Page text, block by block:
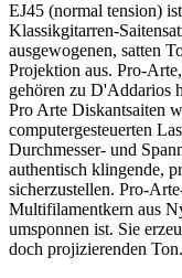
EJ45 (normal tension)
Klassikgitarren-
ausgewogenen, satten
Projektion aus. Pro-
gehören zu D'Addarios
Pro Arte Diskantsaiten
computergesteuerten
Durchmesser- und
authentisch klingende,
sicherzustellen. Pro-
Multifilamentkern aus
umsponnen ist. Sie
doch projizierenden Ton.